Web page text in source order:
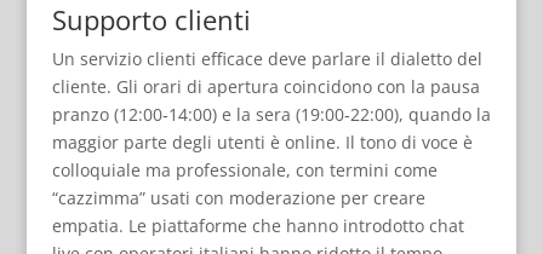
Supporto clienti
Un servizio clienti efficace deve parlare il dialetto del
cliente. Gli orari di apertura coincidono con la pausa
pranzo (12:00‑14:00) e la sera (19:00‑22:00), quando la
maggior parte degli utenti è online. Il tono di voce è
colloquiale ma professionale, con termini come
“cazzimma” usati con moderazione per creare
empatia. Le piattaforme che hanno introdotto chat